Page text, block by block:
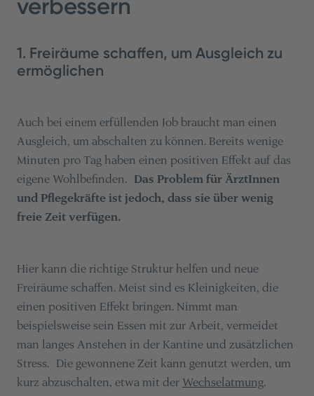
verbessern
1. Freiräume schaffen, um Ausgleich zu
ermöglichen
Auch bei einem erfüllenden Job braucht man einen
Ausgleich, um abschalten zu können. Bereits wenige
Minuten pro Tag haben einen positiven Effekt auf das
eigene Wohlbefinden. Das Problem für ÄrztInnen
und Pflegekräfte ist jedoch, dass sie über wenig
freie Zeit verfügen.
Hier kann die richtige Struktur helfen und neue
Freiräume schaffen. Meist sind es Kleinigkeiten, die
einen positiven Effekt bringen. Nimmt man
beispielsweise sein Essen mit zur Arbeit, vermeidet
man langes Anstehen in der Kantine und zusätzlichen
Stress. Die gewonnene Zeit kann genutzt werden, um
kurz abzuschalten, etwa mit der Wechselatmung.